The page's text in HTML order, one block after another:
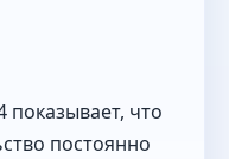
показывает, что
постоянно